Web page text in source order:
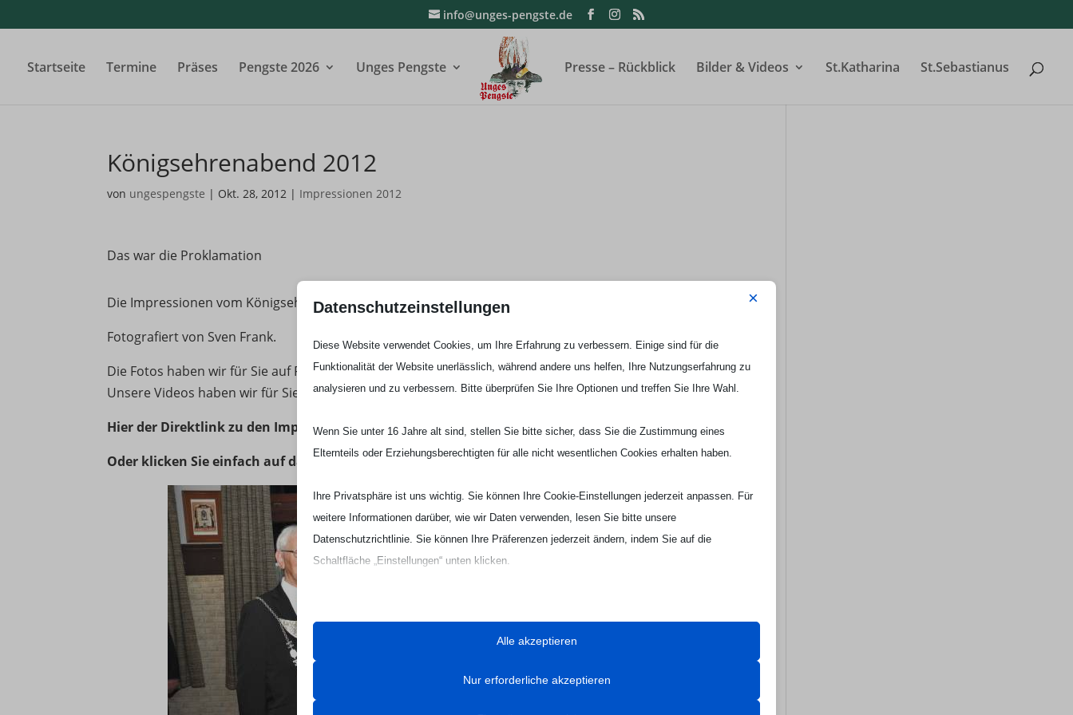
info@unges-pengste.de
Startseite Termine Präses Pengste 2026 Unges Pengste Presse – Rückblick Bilder & Videos St.Katharina St.Sebastianus
Königsehrenabend 2012
von ungespengste | Okt. 28, 2012 | Impressionen 2012
Das war die Proklamation
Die Impressionen vom Königsehrenabend
Fotografiert von Sven Frank.
Die Fotos haben wir für Sie auf Facebook bereitgestellt. Eine Anmeldung ist dafürnichterforderlich.
Unsere Videos haben wir für Sie auf YouTube eingespielt.
Hier der Direktlink zu den Impressionen […weiter]
Oder klicken Sie einfach auf das Foto
Datenschutzeinstellungen ×
Diese Website verwendet Cookies, um Ihre Erfahrung zu verbessern. Einige sind für die
Funktionalität der Website unerlässlich, während andere uns helfen, Ihre Nutzungserfahrung zu
analysieren und zu verbessern. Bitte überprüfen Sie Ihre Optionen und treffen Sie Ihre Wahl.
Wenn Sie unter 16 Jahre alt sind, stellen Sie bitte sicher, dass Sie die Zustimmung eines
Elternteils oder Erziehungsberechtigten für alle nicht wesentlichen Cookies erhalten haben.
Ihre Privatsphäre ist uns wichtig. Sie können Ihre Cookie-Einstellungen jederzeit anpassen. Für
weitere Informationen darüber, wie wir Daten verwenden, lesen Sie bitte unsere
Datenschutzrichtlinie. Sie können Ihre Präferenzen jederzeit ändern, indem Sie auf die
Schaltfläche „Einstellungen“ unten klicken.
und die von uns angebotenen Dienste beeinträchtigen kann.
Alle akzeptieren
Nur erforderliche akzeptieren